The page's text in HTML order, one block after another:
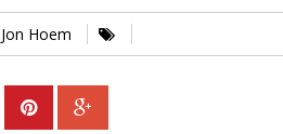
Jon Hoem